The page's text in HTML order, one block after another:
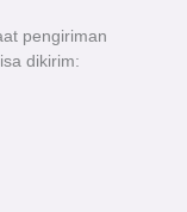
pengiriman
dikirim: